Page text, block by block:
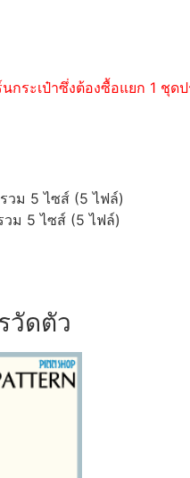
ระเป๋าซึ่งต้องซื้อแยก 1 ชุด
วม 5 ไซส์ (5 ไฟล์)
ม 5 ไซส์ (5 ไฟล์)
วัดตัว